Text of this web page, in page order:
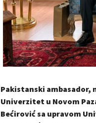
Pakistanski ambasador,
Univerzitet u Novom
Bećirović sa upravom